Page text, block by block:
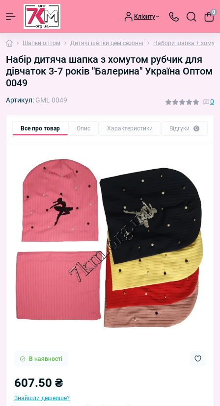
Клієнту
0
Шапки оптом Дитячі шапки демісезонні Набори шапка + хомут
Набір дитяча шапка з хомутом рубчик для
дівчаток 3-7 років "Балерина" Україна Оптом
0049
Артикул: GML 0049 0
Все про товар Опис Характеристики Відгуки 0
В наявності
607.50 ₴
Знайшли дешевше?